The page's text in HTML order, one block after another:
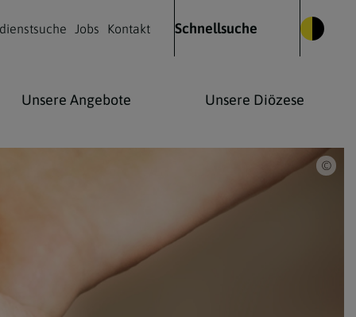
Jobs Kontakt Schnellsuche
Glauben leben
Was wir glauben
Die Heilige Messe
Kulturelles Leben
Kirchenmusik
Kirche & Kunst
Unsere Angebote Unsere Diözese